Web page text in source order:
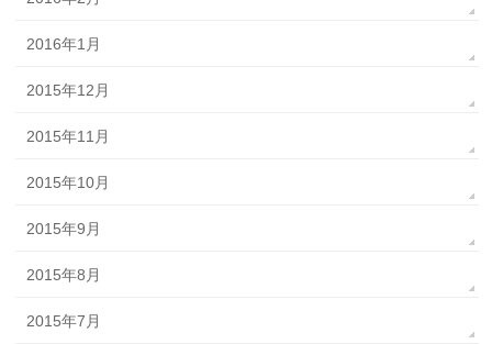
2016年1月
2015年12月
2015年11月
2015年10月
2015年9月
2015年8月
2015年7月